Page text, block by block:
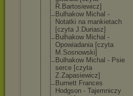
R.Bartosiewicz]
Bulhakow Michal -
Notatki na mankietach
[czyta J.Duriasz]
Bulhakow Michal -
Opowiadania [czyta
M.Sosnowski]
Bulhakow Michal - Psie
serce [czyta
Z.Zapasiewicz]
Burnett Frances
Hodgson - Tajemniczy